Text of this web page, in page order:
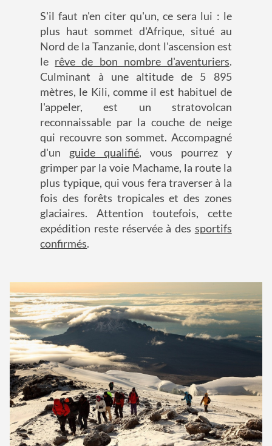
S'il faut n'en citer qu'un, ce sera lui : le
plus haut sommet d'Afrique, situé au
Nord de la Tanzanie, dont l'ascension est
le rêve de bon nombre d'aventuriers.
Culminant à une altitude de 5 895
mètres, le Kili, comme il est habituel de
l'appeler, est un stratovolcan
reconnaissable par la couche de neige
qui recouvre son sommet. Accompagné
d'un guide qualifié, vous pourrez y
grimper par la voie Machame, la route la
plus typique, qui vous fera traverser à la
fois des forêts tropicales et des zones
glaciaires. Attention toutefois, cette
expédition reste réservée à des sportifs
confirmés.